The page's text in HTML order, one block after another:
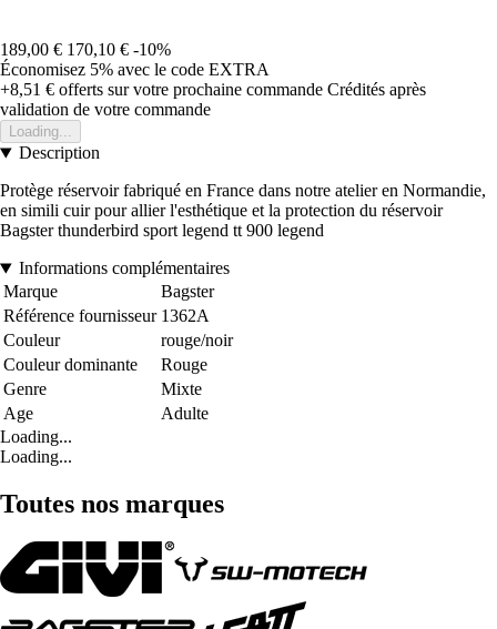
189,00 € 170,10 € -10%
Économisez 5% avec le code EXTRA
+8,51 € offerts sur votre prochaine commande Crédités après
validation de votre commande
Loading...
Description
Protège réservoir fabriqué en France dans notre atelier en Normandie,
en simili cuir pour allier l'esthétique et la protection du réservoir
Bagster thunderbird sport legend tt 900 legend
Informations complémentaires
Marque
Bagster
Référence fournisseur 1362A
Couleur
rouge/noir
Couleur dominante
Rouge
Genre
Mixte
Age
Adulte
Loading...
Loading...
Toutes nos marques